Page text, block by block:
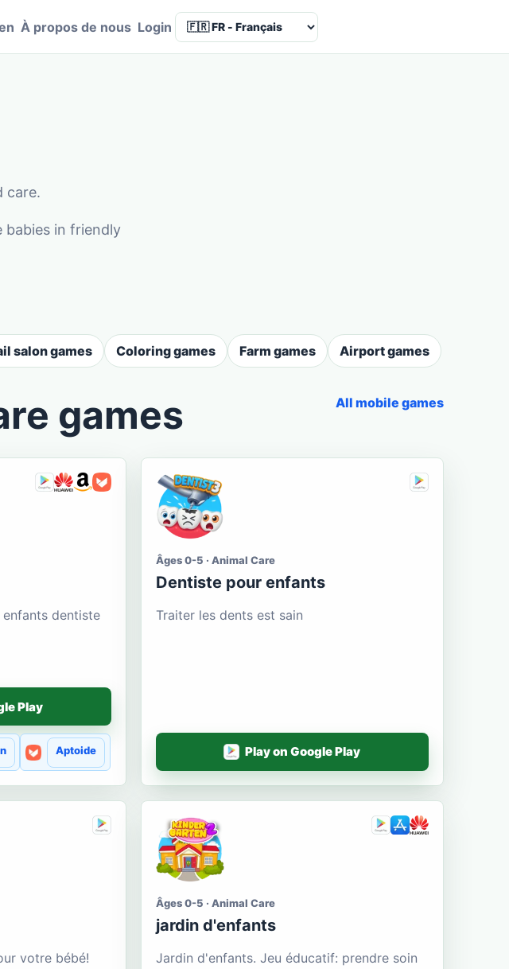
À propos de nous Login Language
care.
babies in friendly
salon games Coloring games Farm games Airport games
games All mobile games
enfants dentiste
Play
Aptoide
Âges 0-5 · Animal Care
Dentiste pour enfants
Traiter les dents est sain
Play on Google Play
votre bébé!
Âges 0-5 · Animal Care
jardin d'enfants
Jardin d'enfants. Jeu éducatif: prendre soin